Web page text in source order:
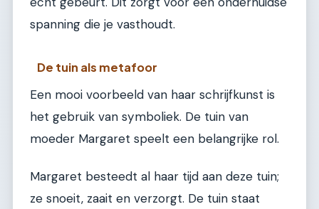
spanning die je vasthoudt.
De tuin als metafoor
Een mooi voorbeeld van haar schrijfkunst is
het gebruik van symboliek. De tuin van
moeder Margaret speelt een belangrijke rol.
Margaret besteedt al haar tijd aan deze tuin;
ze snoeit, zaait en verzorgt. De tuin staat